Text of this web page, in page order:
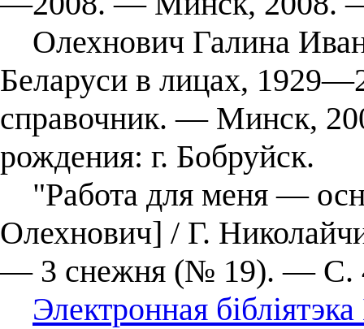
Олехнович Галина
Беларуси в лицах,
справочник. ― Минск,
рождения: г. Бобруйск.
"Работа для меня —
Олехнович] / Г.
— 3 снежня (№ 19). — С.
Электронная